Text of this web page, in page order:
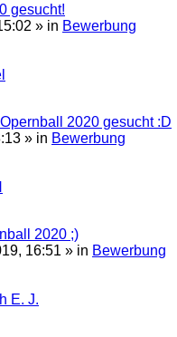
gesucht!
» in Bewerbung
2020 gesucht :D
» in Bewerbung
2020 ;)
16:51 » in Bewerbung
E. J.